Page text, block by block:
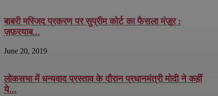
बाबरी मस्जिद प्रकरण पर सुप्रीम कोर्ट का फैसला मंज़ूर :
ज़फ़रयाब...
June 20, 2019
लोकसभा में धन्यवाद प्रस्ताव के दौरान प्रधानमंत्री मोदी ने कहीं
ये...